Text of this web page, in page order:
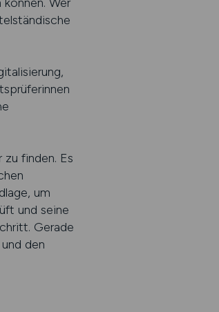
finden. Es
um
und seine
Gerade
den